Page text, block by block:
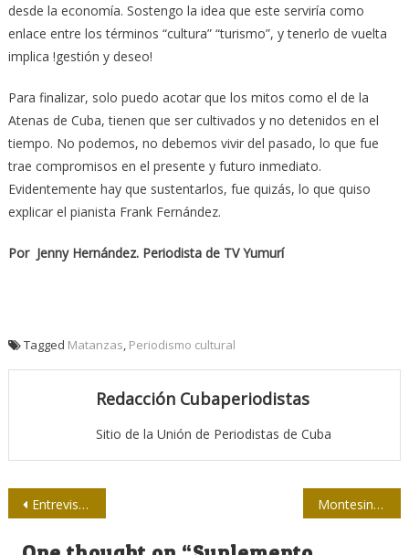
desde la economía. Sostengo la idea que este serviría como
enlace entre los términos “cultura” “turismo”, y tenerlo de vuelta
implica !gestión y deseo!
Para finalizar, solo puedo acotar que los mitos como el de la
Atenas de Cuba, tienen que ser cultivados y no detenidos en el
tiempo. No podemos, no debemos vivir del pasado, lo que fue
trae compromisos en el presente y futuro inmediato.
Evidentemente hay que sustentarlos, fue quizás, lo que quiso
explicar el pianista Frank Fernández.
Por Jenny Hernández. Periodista de TV Yumurí
Tagged Matanzas, Periodismo cultural
Redacción Cubaperiodistas
Sitio de la Unión de Periodistas de Cuba
Navegación
de
Entrevista / “Yo quería ser una gran escritora” Montesinos, no nos vas a dejar sin ti